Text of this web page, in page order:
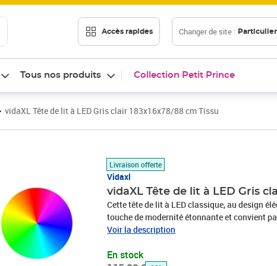
Accès rapides Changer de site : Particulier
Tous nos produits Collection Petit Prince
vidaXL Tête de lit à LED Gris clair 183x16x78/88 cm Tissu
Livraison offerte
Vidaxl
vidaXL Tête de lit à LED Gris
Cette tête de lit à LED classique, au design
touche de modernité étonnante et convient
Tissu durable : le tissu présente un aspect
colorées !Hauteur réglable : la tête de lit est
Voir la description
En stock
Prix barré 115,99 €
Prix 83,46€